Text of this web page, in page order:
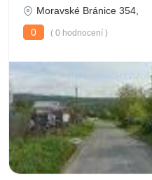
Moravské Bránice 354,
0
( 0 hodnocení )